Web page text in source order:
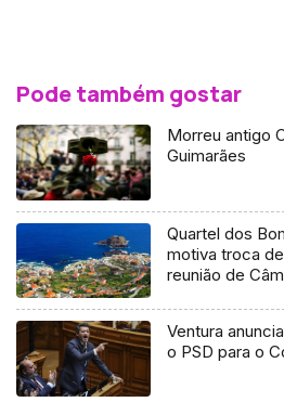
Pode também gostar
Morreu antigo
Guimarães
Quartel dos
motiva troca
reunião de
Ventura
o PSD para o